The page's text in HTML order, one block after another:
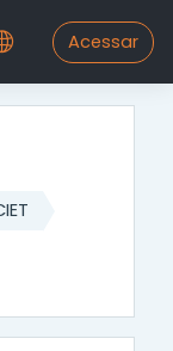
Acessar